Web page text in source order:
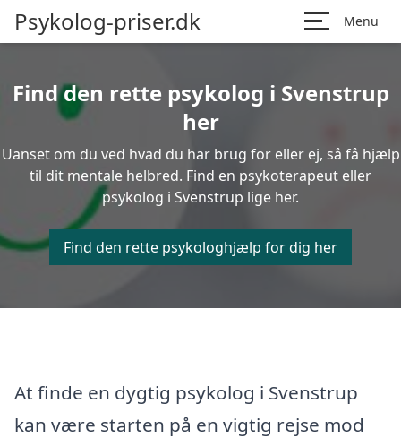
Psykolog-priser.dk Menu
Find den rette psykolog i Svenstrup
her
Uanset om du ved hvad du har brug for eller ej, så få hjælp
til dit mentale helbred. Find en psykoterapeut eller
psykolog i Svenstrup lige her.
Find den rette psykologhjælp for dig her
At finde en dygtig psykolog i Svenstrup
kan være starten på en vigtig rejse mod